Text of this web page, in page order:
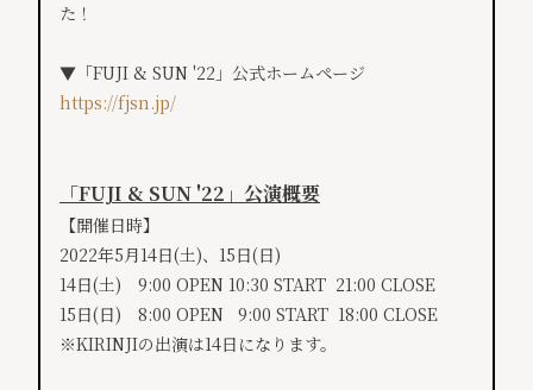
た！
▼「FUJI & SUN '22」公式ホームページ
https://fjsn.jp/
「FUJI & SUN '22」公演概要
【開催日時】
2022年5月14日(土)、15日(日)
14日(土) 9:00 OPEN 10:30 START 21:00 CLOSE
15日(日) 8:00 OPEN 9:00 START 18:00 CLOSE
※KIRINJIの出演は14日になります。